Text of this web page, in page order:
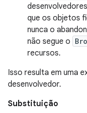
que os objetos
nunca o
não segue o
recursos.
Isso resulta em uma
desenvolvedor.
Substituição